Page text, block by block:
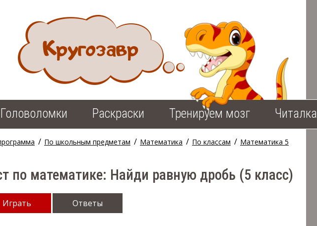
Головоломки Раскраски Тренируем мозг Читалка
/ По школьным предметам / Математика / По классам / Математика 5
по математике: Найди равную дробь (5 класс)
Играть Ответы